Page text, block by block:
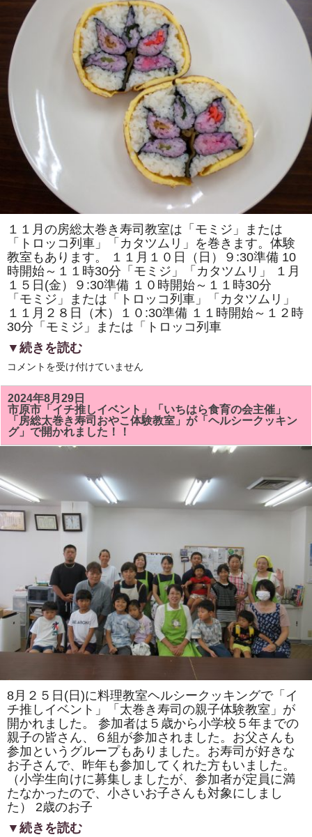
教
定
で
す。
体
教
室
も
あ
り
す。
１１月の房総太巻き寿司教室は「モミジ」または
「トロッコ列車」「カタツムリ」を巻きます。体験
教室もあります。 １１月１０日（日）９:30準備 10
時開始～１１時30分「モミジ」「カタツムリ」 １月
１５日(金）９:30準備 １０時開始～１１時30分
「モミジ」または「トロッコ列車」「カタツムリ」
１１月２８日（木）１０:30準備 １１時開始～１２時
30分「モミジ」または「トロッコ列車
▼続きを読む
１
月
の
房
総
太
巻
き
教
室
は
「モ
ミ
ジ」
ま
コ
列
車」
「カ
ム
巻
ま
す。
体
験
教
室
も
あ
り
ま
す。
は
コメントを受け付けていません
2024年8月29日
市原市「イチ推しイベント」「いちはら食育の会主催」
「房総太巻き寿司おやこ体験教室」が「ヘルシークッキン
グ」で開かれました！！
8月２５日(日)に料理教室ヘルシークッキングで「イ
チ推しイベント」「太巻き寿司の親子体験教室」が
開かれました。 参加者は５歳から小学校５年までの
親子の皆さん、６組が参加されました。お父さんも
参加というグループもありました。お寿司が好きな
お子さんで、昨年も参加してくれた方もいました。
（小学生向けに募集しましたが、参加者が定員に満
たなかったので、小さいお子さんも対象にしまし
た） 2歳のお子
▼続きを読む